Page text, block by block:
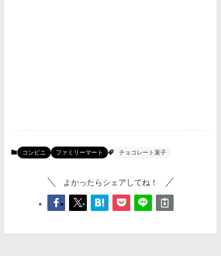
コンビニ ファミリーマート チョコレート菓子
よかったらシェアしてね！